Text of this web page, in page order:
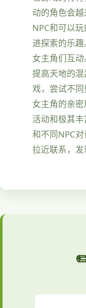
动的角色会
NPC和可以
进探索的乐
女主角们互
提高天地的
戏，尝试不
女主角的亲
活动和极其
和不同NPC
拉近联系，发